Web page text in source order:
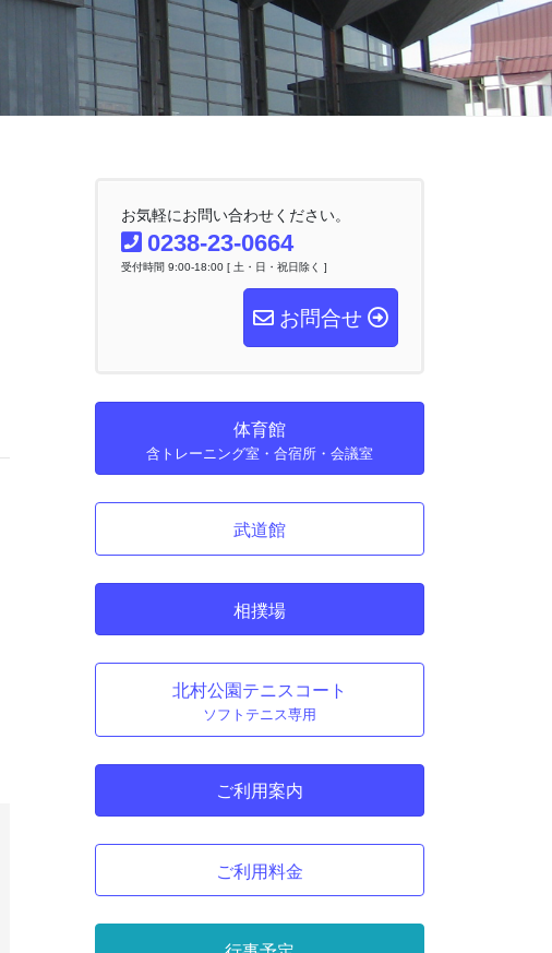
お気軽にお問い合わせください。
0238-23-0664
受付時間 9:00-18:00 [ 土・日・祝日除く ]
お問合せ
体育館
含トレーニング室・合宿所・会議室
武道館
相撲場
北村公園テニスコート
ソフトテニス専用
ご利用案内
ご利用料金